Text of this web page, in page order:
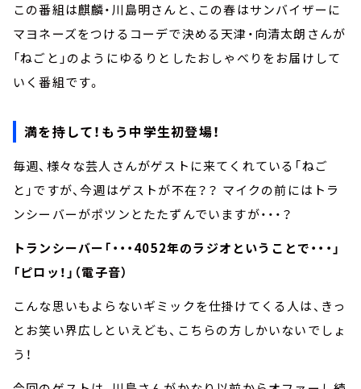
この番組は麒麟・川島明さんと、この春はサンバイザーに
マヨネーズをつけるコーデで決める天津・向清太朗さんが
「ねごと」のようにゆるりとしたおしゃべりをお届けして
いく番組です。
満を持して！もう中学生初登場！
毎週、様々な芸人さんがゲストに来てくれている「ねご
と」ですが、今週はゲストが不在？？ マイクの前にはトラ
ンシーバーがポツンとたたずんでいますが・・・？
トランシーバー「・・・4052年のラジオということで・・・」
「ピロッ！」（電子音）
こんな思いもよらないギミックを仕掛けてくる人は、きっ
とお笑い界広しといえども、こちらの方しかいないでしょ
う！